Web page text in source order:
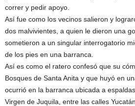
correr y pedir apoyo.
Así fue como los vecinos salieron y
dos malvivientes, a quien le dieron una
sometieron a un singular interrogatorio
de los pies en una barranca.
Así es como el ratero confesó que su
Bosques de Santa Anita y que huyó en
ocurrió en la barranca ubicada a
Virgen de Juquila, entre las calles